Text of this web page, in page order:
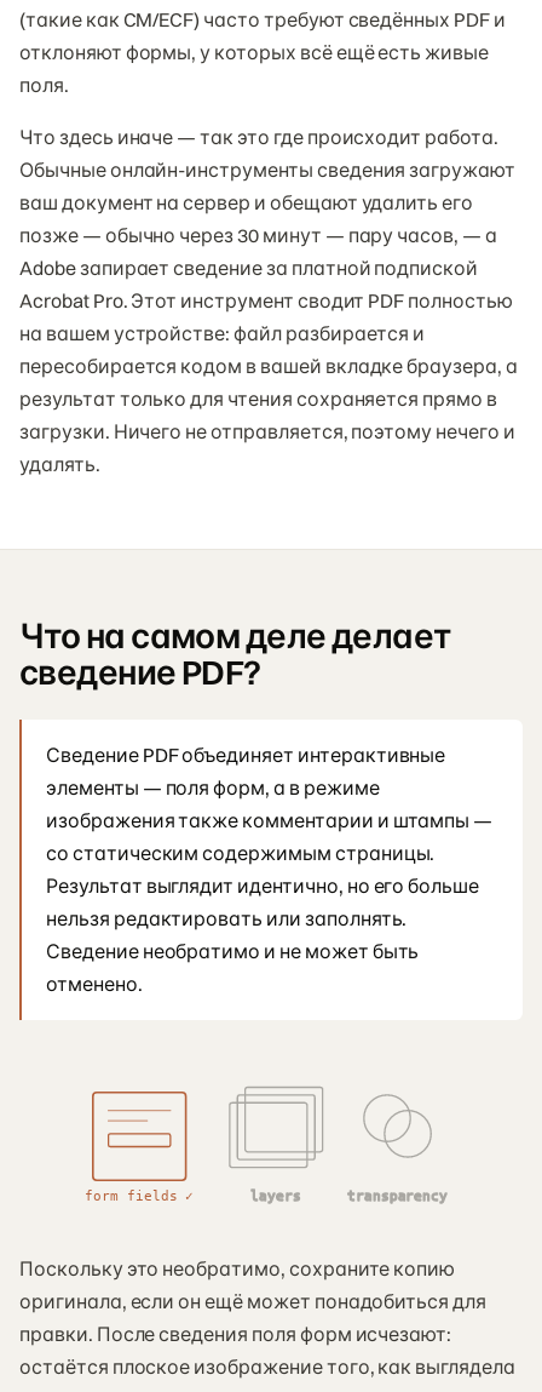
(такие как CM/ECF) часто требуют сведённых PDF и
отклоняют формы, у которых всё ещё есть живые
поля.
Что здесь иначе — так это где происходит работа.
Обычные онлайн-инструменты сведения загружают
ваш документ на сервер и обещают удалить его
позже — обычно через 30 минут — пару часов, — а
Adobe запирает сведение за платной подпиской
Acrobat Pro. Этот инструмент сводит PDF полностью
на вашем устройстве: файл разбирается и
пересобирается кодом в вашей вкладке браузера, а
результат только для чтения сохраняется прямо в
загрузки. Ничего не отправляется, поэтому нечего и
удалять.
Что на самом деле делает
сведение PDF?
Сведение PDF объединяет интерактивные
элементы — поля форм, а в режиме
изображения также комментарии и штампы —
со статическим содержимым страницы.
Результат выглядит идентично, но его больше
нельзя редактировать или заполнять.
Сведение необратимо и не может быть
отменено.
form fields ✓ layers transparency
Поскольку это необратимо, сохраните копию
оригинала, если он ещё может понадобиться для
правки. После сведения поля форм исчезают:
остаётся плоское изображение того, как выглядела